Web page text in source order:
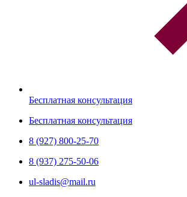
Бесплатная консультация
Бесплатная консультация
8 (927) 800-25-70
8 (937) 275-50-06
ul-sladis@mail.ru